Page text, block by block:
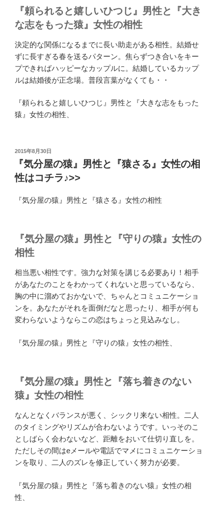
『頼られると嬉しいひつじ』男性と『大き
な志をもった猿』女性の相性
決定的な関係になるまでに長い助走がある相性。結婚せ
ずに長すぎる春を送るパターン。焦らずつき合いをキー
プできればハッピーなカップルに。結婚しているカップ
ルは結婚後が正念場。普段言葉がなくても・・
『頼られると嬉しいひつじ』男性と『大きな志をもった
猿』女性の相性、
投
2015年8月30日
『気分屋の猿』男性と『猿さる』女性の相
性はコチラ♪>>
『気分屋の猿』男性と『猿さる』女性の相性
『気分屋の猿』男性と『守りの猿』女性の
相性
相当悪い相性です。強力な対策を講じる必要あり！相手
があなたのことをわかってくれないと思っているなら、
胸の中に溜めておかないで、ちゃんとコミュニケーショ
ンを。あなたがそれを面倒だなと思ったり、相手が何も
変わらないようならこの恋はちょっと見込みなし。
『気分屋の猿』男性と『守りの猿』女性の相性、
『気分屋の猿』男性と『落ち着きのない
猿』女性の相性
なんとなくバランスが悪く、シックリ来ない相性。二人
のタイミングやリズムが合わないようです。いっそのこ
としばらく会わないなど、距離をおいて仕切り直しを。
ただしその間はeメールや電話でマメにコミュニケーショ
ンを取り、二人のズレを修正していく努力が必要。
『気分屋の猿』男性と『落ち着きのない猿』女性の相
性、